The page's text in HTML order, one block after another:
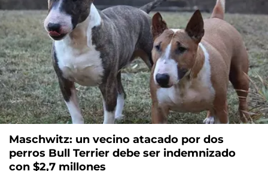
Maschwitz: un vecino atacado por dos
perros Bull Terrier debe ser indemnizado
con $2,7 millones